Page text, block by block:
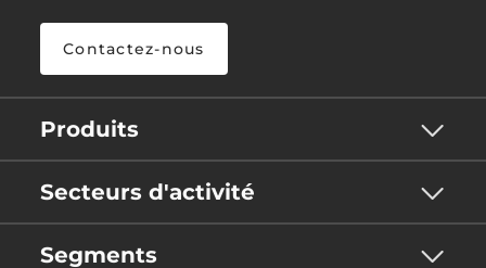
Contactez-nous
Produits
Secteurs d'activité
Segments